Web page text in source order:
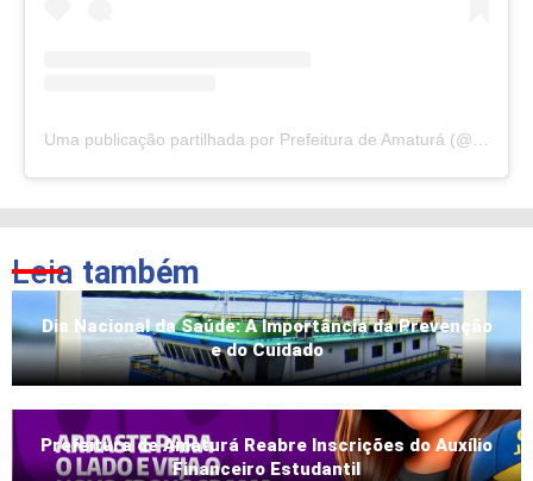
Leia também
Dia Nacional da Saúde: A Importância da Prevenção
e do Cuidado
Prefeitura de Amaturá Reabre Inscrições do Auxílio
Financeiro Estudantil